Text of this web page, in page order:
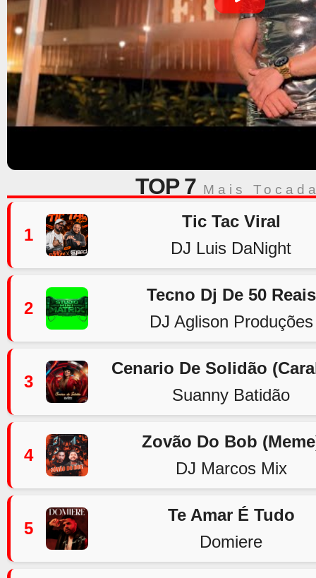
TOP 7 Mais
1
Tic Tac Viral
DJ Luis DaNight
2
Tecno Dj De 50 Reais
DJ Aglison Produções
3
Cenario De Solidão
Suanny Batidão
4
Zovão Do Bob
DJ Marcos Mix
5
Te Amar É Tudo
Domiere